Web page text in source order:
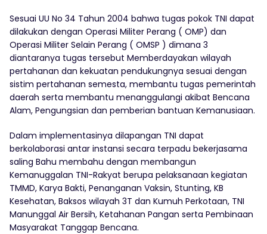
Sesuai UU No 34 Tahun 2004 bahwa tugas pokok TNI dapat
dilakukan dengan Operasi Militer Perang ( OMP) dan
Operasi Militer Selain Perang ( OMSP ) dimana 3
diantaranya tugas tersebut Memberdayakan wilayah
pertahanan dan kekuatan pendukungnya sesuai dengan
sistim pertahanan semesta, membantu tugas pemerintah
daerah serta membantu menanggulangi akibat Bencana
Alam, Pengungsian dan pemberian bantuan Kemanusiaan.
Dalam implementasinya dilapangan TNI dapat
berkolaborasi antar instansi secara terpadu bekerjasama
saling Bahu membahu dengan membangun
Kemanuggalan TNI-Rakyat berupa pelaksanaan kegiatan
TMMD, Karya Bakti, Penanganan Vaksin, Stunting, KB
Kesehatan, Baksos wilayah 3T dan Kumuh Perkotaan, TNI
Manunggal Air Bersih, Ketahanan Pangan serta Pembinaan
Masyarakat Tanggap Bencana.